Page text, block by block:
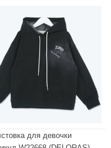
для девочки